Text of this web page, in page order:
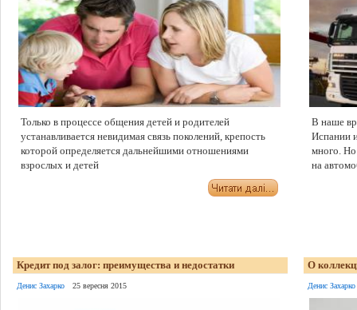
Только в процессе общения детей и родителей
устанавливается невидимая связь поколений, крепость
которой определяется дальнейшими отношениями
взрослых и детей
В наше
Испании
много. Но
на
Кредит под залог: преимущества и недостатки
Денис Захарко 25 вересня 2015
О
Денис Захарко